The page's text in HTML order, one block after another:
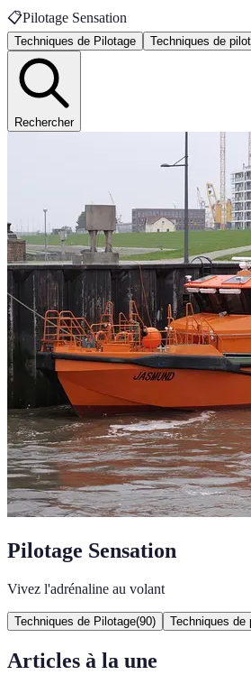
📋Pilotage Sensation
Techniques de Pilotage Techniques de
Rechercher
Pilotage Sensation
Vivez l'adrénaline au volant
Techniques de Pilotage(90) Techniques de
Articles à la une